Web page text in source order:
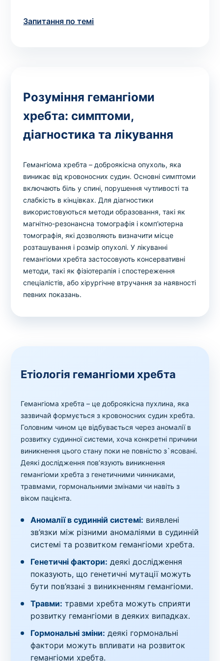
Запитання по темі
Розуміння гемангіоми
хребта: симптоми,
діагностика та лікування
Гемангіома хребта – доброякісна опухоль, яка
виникає від кровоносних судин. Основні симптоми
включають біль у спині, порушення чутливості та
слабкість в кінцівках. Для діагностики
використовуються методи образовання, такі як
магнітно-резонансна томографія і комп’ютерна
томографія, які дозволяють визначити місце
розташування і розмір опухолі. У лікуванні
гемангіоми хребта застосовують консервативні
методи, такі як фізіотерапія і спостереження
спеціалістів, або хірургічне втручання за наявності
певних показань.
Етіологія гемангіоми хребта
Гемангіома хребта – це доброякісна пухлина, яка
зазвичай формується з кровоносних судин хребта.
Головним чином це відбувається через аномалії в
розвитку судинної системи, хоча конкретні причини
виникнення цього стану поки не повністю з`ясовані.
Деякі дослідження пов’язують виникнення
гемангіоми хребта з генетичними чинниками,
травмами, гормональними змінами чи навіть з
віком пацієнта.
Аномалії в судинній системі: виявлені
зв’язки між різними аномаліями в судинній
системі та розвитком гемангіоми хребта.
Генетичні фактори: деякі дослідження
показують, що генетичні мутації можуть
бути пов’язані з виникненням гемангіоми.
Травми: травми хребта можуть сприяти
розвитку гемангіоми в деяких випадках.
Гормональні зміни: деякі гормональні
фактори можуть впливати на розвиток
гемангіоми хребта.